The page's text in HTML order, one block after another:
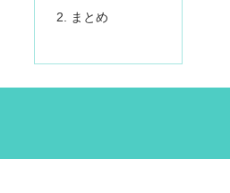
まとめ